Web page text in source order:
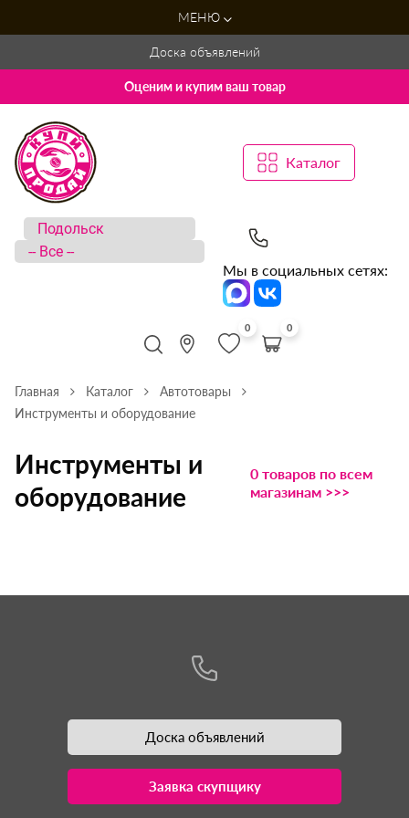
МЕНЮ
Доска объявлений
Оценим и купим ваш товар
Каталог
Мы в социальных сетях:
0 0
Главная Каталог
Автотовары
Инструменты и оборудование
Инструменты и
оборудование
0 товаров по всем
магазинам >>>
Доска объявлений
Заявка скупщику